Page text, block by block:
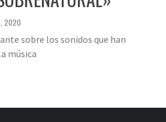
2020
sobre los sonidos que han
música